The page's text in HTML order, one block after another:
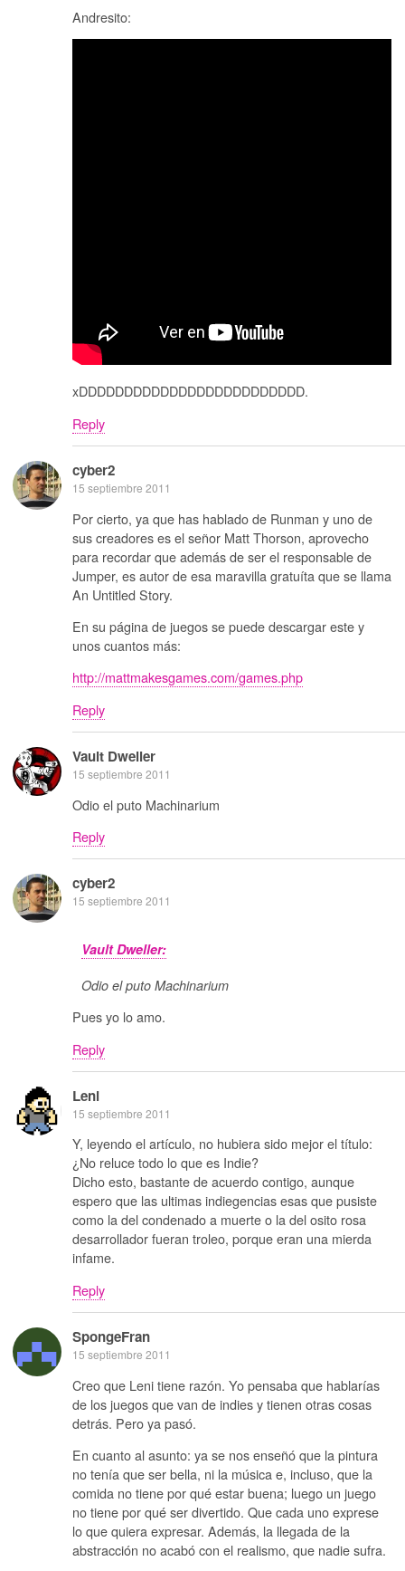
Andresito:
xDDDDDDDDDDDDDDDDDDDDDDDDD.
Reply
cyber2
15 septiembre 2011
Por cierto, ya que has hablado de Runman y uno de
sus creadores es el señor Matt Thorson, aprovecho
para recordar que además de ser el responsable de
Jumper, es autor de esa maravilla gratuíta que se llama
An Untitled Story.
En su página de juegos se puede descargar este y
unos cuantos más:
http://mattmakesgames.com/games.php
Reply
Vault Dweller
15 septiembre 2011
Odio el puto Machinarium
Reply
cyber2
15 septiembre 2011
Vault Dweller:
Odio el puto Machinarium
Pues yo lo amo.
Reply
Leni
15 septiembre 2011
Y, leyendo el artículo, no hubiera sido mejor el título:
¿No reluce todo lo que es Indie?
Dicho esto, bastante de acuerdo contigo, aunque
espero que las ultimas indiegencias esas que pusiste
como la del condenado a muerte o la del osito rosa
desarrollador fueran troleo, porque eran una mierda
infame.
Reply
SpongeFran
15 septiembre 2011
Creo que Leni tiene razón. Yo pensaba que hablarías
de los juegos que van de indies y tienen otras cosas
detrás. Pero ya pasó.
En cuanto al asunto: ya se nos enseñó que la pintura
no tenía que ser bella, ni la música e, incluso, que la
comida no tiene por qué estar buena; luego un juego
no tiene por qué ser divertido. Que cada uno exprese
lo que quiera expresar. Además, la llegada de la
abstracción no acabó con el realismo, que nadie sufra.